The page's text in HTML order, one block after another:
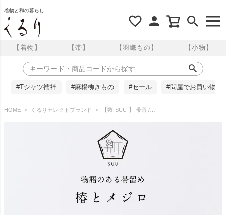
着物と和の暮らし
【着物】 【帯】 【羽織もの】 【小物】
#Tシャツ襦袢 #麻楊柳きもの #セール #問屋でお買い物
HOME くるりセレクトブランド 【数-SUU-】 帯留 /椿とメジロ帯留め